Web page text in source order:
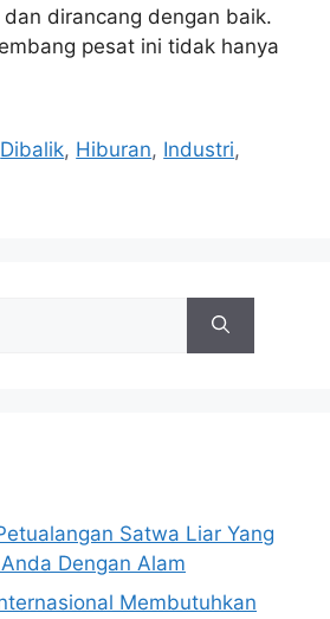
dirancang dengan baik.
pesat ini tidak hanya
Dibalik, Hiburan, Industri,
Satwa Liar Yang
Dengan Alam
Membutuhkan